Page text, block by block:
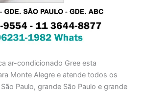
ar-condicionado Gree esta
Monte Alegre e atende todos os
Paulo, grande São Paulo e grande